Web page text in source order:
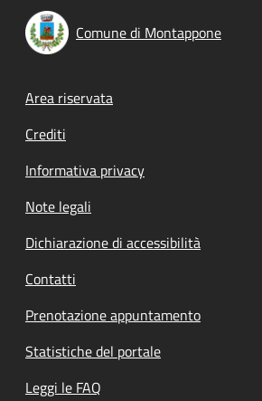
Comune di Montappone
Footer menu
Area riservata
Crediti
Informativa privacy
Note legali
Dichiarazione di accessibilità
Contatti
Prenotazione appuntamento
Statistiche del portale
Leggi le FAQ